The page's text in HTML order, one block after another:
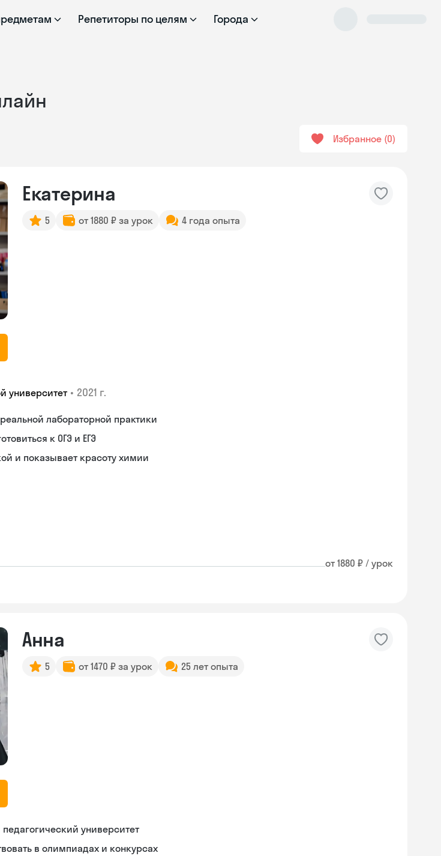
Репетиторы по целям Города
Избранное 0
Екатерина
5 от 1880 ₽ за урок 4 года опыта
университет • 2021 г.
лабораторной практики
к ОГЭ и ЕГЭ
и показывает красоту химии
от 1880 ₽ / урок
Анна
5 от 1470 ₽ за урок 25 лет опыта
университет
в олимпиадах и конкурсах